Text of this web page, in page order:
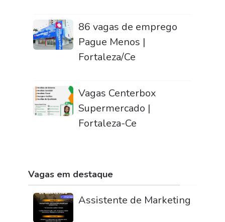
86 vagas de emprego
Pague Menos |
Fortaleza/Ce
Vagas Centerbox
Supermercado |
Fortaleza-Ce
Vagas em destaque
Assistente de Marketing